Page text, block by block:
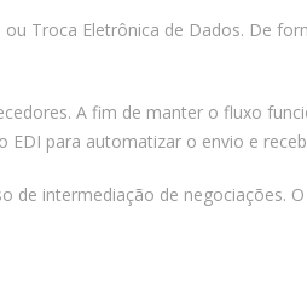
Troca Eletrônica de Dados. De
A fim de manter o fluxo
para automatizar o envio e
intermediação de negociações.